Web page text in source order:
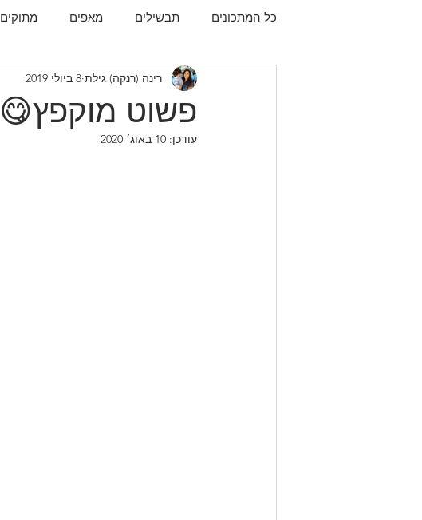
כל המתכונים תבשילים מאפים מתוקים
תפו"א עוף עוגות
פשוט מוקפץ😋
רינה (רנקה) גילת 8 ביולי 2019
עודכן: 10 באוג׳ 2020